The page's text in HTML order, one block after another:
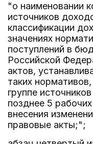
"о наименовании
источников
классификации
значениях
поступлений в
Российской
актов,
таких
группе
позднее 5
внесения
правовые акты;";